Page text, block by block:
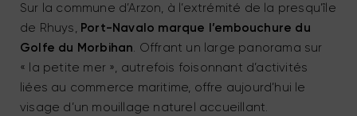
Sur la commune d’Arzon, à l’extrémité de la presqu’île
de Rhuys, Port-Navalo marque l’embouchure du
Golfe du Morbihan. Offrant un large panorama sur
« la petite mer », autrefois foisonnant d’activités
liées au commerce maritime, offre aujourd’hui le
visage d’un mouillage naturel accueillant.